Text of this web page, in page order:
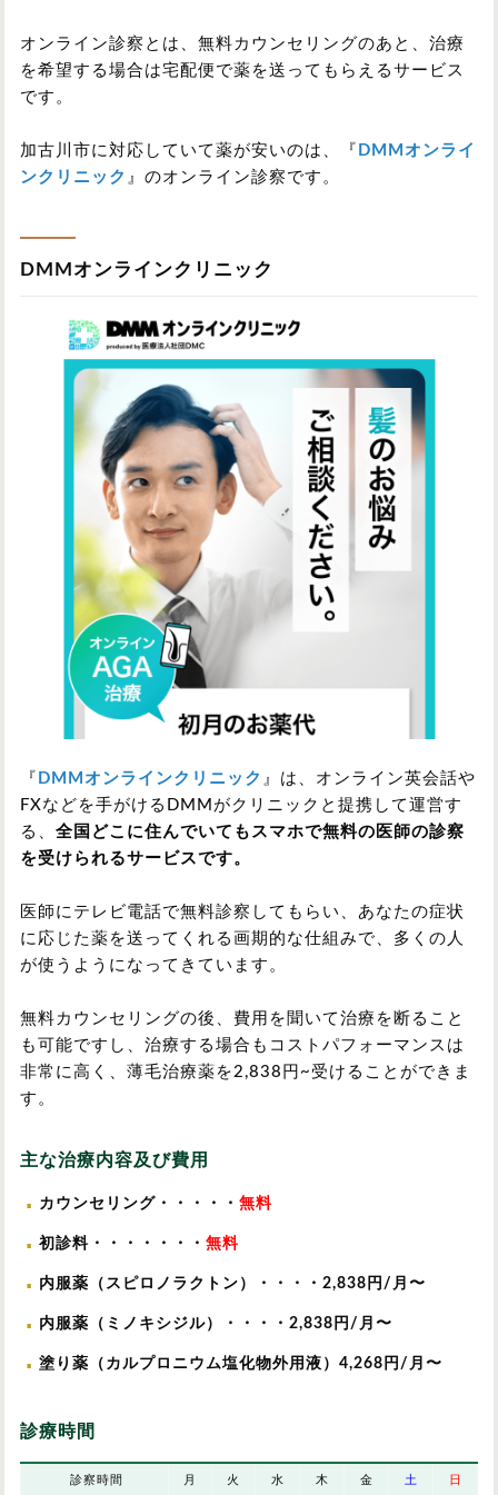
オンライン診察とは、無料カウンセリングのあと、治療
を希望する場合は宅配便で薬を送ってもらえるサービス
です。
加古川市に対応していて薬が安いのは、『 DMMオンライ
ンクリニック 』のオンライン診察です。
DMMオンラインクリニック
『 DMMオンラインクリニック 』は、オンライン英会話や
FXなどを手がけるDMMがクリニックと提携して運営す
る、 全国どこに住んでいてもスマホで無料の医師の診察
を受けられるサービスです。
医師にテレビ電話で無料診察してもらい、あなたの症状
に応じた薬を送ってくれる画期的な仕組みで、多くの人
が使うようになってきています。
無料カウンセリングの後、費用を聞いて治療を断ること
も可能ですし、治療する場合もコストパフォーマンスは
非常に高く、薄毛治療薬を2,838 円~受けることができま
す。
主な治療内容及び費用
カウンセリング・・・・・ 無料
初診料・・・・・・・ 無料
内服薬（スピロノラクトン）・・・・ 2,838 円/月〜
内服薬（ミノキシジル）・・・・ 2,838 円/月〜
塗り薬（カルプロニウム塩化物外用液） 4,268 円/月〜
診療時間
診察時間 月 火 水 木 金 土 日